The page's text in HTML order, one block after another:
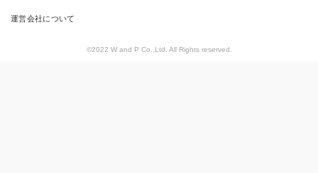
運営会社について
©2022 W and P Co.,Ltd. All Rights reserved.